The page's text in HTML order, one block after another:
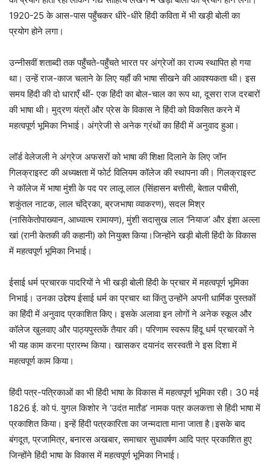
1920-25 के आस-पास पहुँचकर धीरे-धीरे हिंदी कविता में भी खड़ी बोली का
प्रयोग होने लगा।
उन्नीसवीं शताब्दी तक पहुँचते-पहुँचते भारत पर अंग्रेजों का राज्य स्थापित हो गया
था। उन्हें राज-काज चलाने के लिए यहाँ की भाषा सीखने की आवश्यकता थी। इस
समय हिंदी की दो धाराएँ थीं- एक हिंदी का बोल-चाल का रूप था, दूसरा राज दरबारों
की भाषा थी। मुद्रण यंत्रों और प्रेस के विकास ने हिंदी को विकसित करने में
महत्वपूर्ण भूमिका निभाई। अंग्रेजी से अनेक ग्रंथों का हिंदी में अनुवाद हुआ।
लॉर्ड वेलेजली ने अंग्रेज अफसरों को भाषा की शिक्षा दिलाने के लिए जॉन
गिलक्राइस्ट की अध्यक्षता में फोर्ट विलियम कॉलेज की स्थापना की। गिलक्राइस्ट
ने कॉलेज में भाषा मुंशी के पद पर लालू लाल (सिंहासन बत्तीसी, बेताल पचीसी,
शकुंतल नाटक, लाल चंद्रिका, ब्रजभाषा व्याकरण), सदल मिश्र
(नासिकेतोपाख्यान, आध्यात्म रामायण), मुंशी सदासुख लाल ‘नियाज’ और इंशा अल्ला
खां (रानी केतकी की कहानी) को नियुक्त किया।जिन्होंने खड़ी बोली हिंदी के विकास
में महत्वपूर्ण भूमिका निभाई।
ईसाई धर्म प्रचारक पादरियों ने भी खड़ी बोली हिंदी के प्रचार में महत्वपूर्ण भूमिका
निभाई। उनका उद्देश्य ईसाई धर्म का प्रचार था किंतु उन्होंने अपनी धार्मिक पुस्तकों
का हिंदी में अनुवाद प्रकाशित किए। इसके अलावा इन लोगों ने अनेक स्कूल और
कॉलेज खुलवाए और पाठ्यपुस्तकें तैयार की। परिणाम स्वरूप हिंदू धर्म प्रचारकों ने
भी यह काम करना प्रारम्भ किया। खासकर दयानंद सरस्वती ने इस दिशा में
महत्वपूर्ण काम किया।
हिंदी पत्र-पत्रिकाओं का भी हिंदी भाषा के विकास में महत्वपूर्ण भूमिका रही। 30 मई
1826 ई. को पं. युगल किशोर ने ‘उदंत मार्तंड’ नामक पत्र कलकत्ता से हिंदी भाषा में
प्रकाशित किया। इन्हें हिंदी पत्रकारिता का जन्मदाता माना जाता है।इसके बाद
बंगदूत, प्रजामित्र, बनारस अखबार, समाचार सुधावर्षण आदि पत्र प्रकाशित हुए
जिन्होंने हिंदी भाषा के विकास में महत्वपूर्ण भूमिका निभाई।